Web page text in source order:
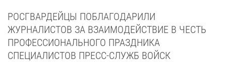
РОСГВАРДЕЙЦЫ ПОБЛАГОДАРИЛИ
ЖУРНАЛИСТОВ ЗА ВЗАИМОДЕЙСТВИЕ В ЧЕСТЬ
ПРОФЕССИОНАЛЬНОГО ПРАЗДНИКА
СПЕЦИАЛИСТОВ ПРЕСС-СЛУЖБ ВОЙСК